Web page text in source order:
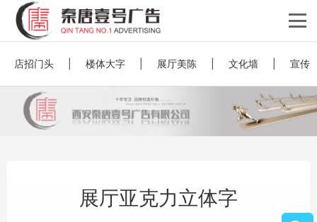
店招门头 楼体大字 展厅美陈 文化墙 宣传
展厅亚克力立体字